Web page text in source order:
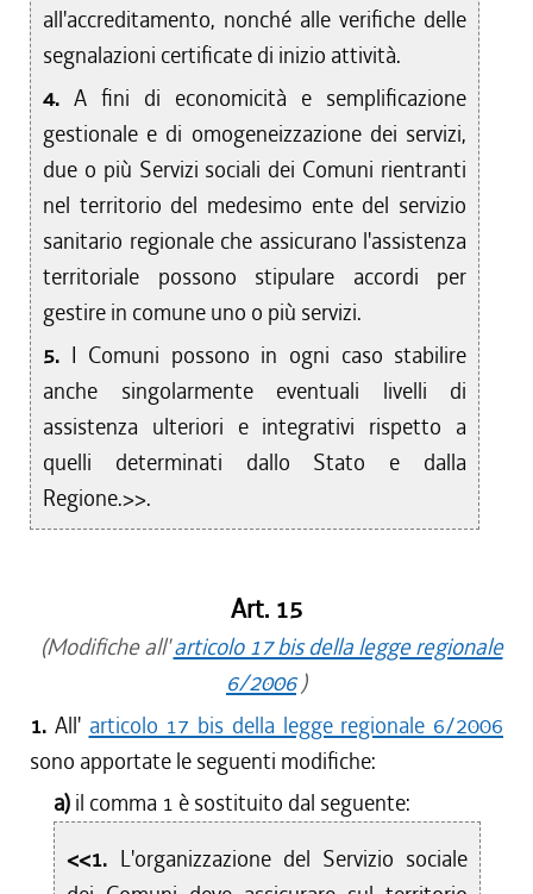
all'accreditamento, nonché alle verifiche delle
segnalazioni certificate di inizio attività.
4.A fini di economicità e semplificazione
gestionale e di omogeneizzazione dei servizi,
due o più Servizi sociali dei Comuni rientranti
nel territorio del medesimo ente del servizio
sanitario regionale che assicurano l'assistenza
territoriale possono stipulare accordi per
gestire in comune uno o più servizi.
5. I Comuni possono in ogni caso stabilire
anche singolarmente eventuali livelli di
assistenza ulteriori e integrativi rispetto a
quelli determinati dallo Stato e dalla
Regione.>>.
Art. 15
(Modifiche all'articolo 17 bis della legge regionale
6/2006)
1. All' articolo 17 bis della legge regionale 6/2006
sono apportate le seguenti modifiche:
a) il comma 1 è sostituito dal seguente:
<<1. L'organizzazione del Servizio sociale